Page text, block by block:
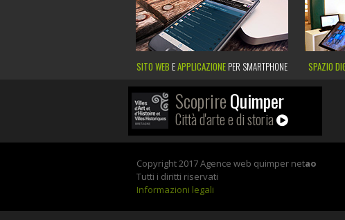
SITO WEB EAPPLICAZIONE PER SMARTPHONE SPAZIO
ScoprireQuimper
Città d'arte e di storia
Copyright 2017 Agence web quimper netao
Tutti i diritti riservati
Informazioni legali